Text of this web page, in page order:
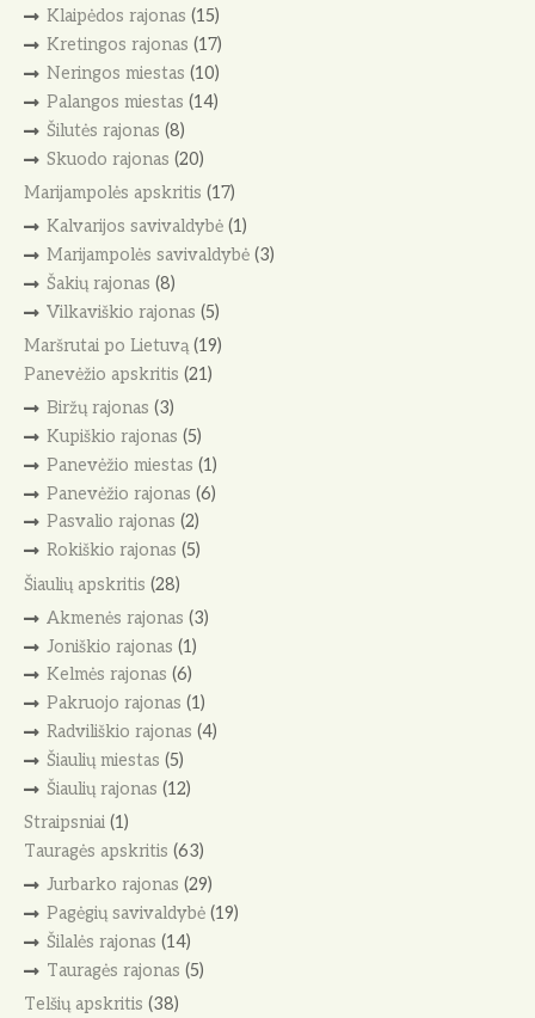
Klaipėdos rajonas (15)
Kretingos rajonas (17)
Neringos miestas (10)
Palangos miestas (14)
Šilutės rajonas (8)
Skuodo rajonas (20)
Marijampolės apskritis (17)
Kalvarijos savivaldybė(1)
Marijampolės savivaldybė(3)
Šakių rajonas (8)
Vilkaviškio rajonas (5)
Maršrutai po Lietuvą(19)
Panevėžio apskritis (21)
Biržų rajonas (3)
Kupiškio rajonas (5)
Panevėžio miestas (1)
Panevėžio rajonas (6)
Pasvalio rajonas (2)
Rokiškio rajonas (5)
Šiaulių apskritis (28)
Akmenės rajonas (3)
Joniškio rajonas (1)
Kelmės rajonas (6)
Pakruojo rajonas (1)
Radviliškio rajonas (4)
Šiaulių miestas (5)
Šiaulių rajonas (12)
Straipsniai (1)
Tauragės apskritis (63)
Jurbarko rajonas (29)
Pagėgių savivaldybė(19)
Šilalės rajonas (14)
Tauragės rajonas (5)
Telšių apskritis (38)